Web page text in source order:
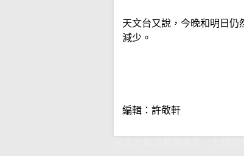
天文台又說，今晚和明日仍
減少。
編輯：許敬軒